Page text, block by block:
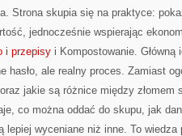
Strona skupia się na praktyce:
jednocześnie wspierając
i przepisy i Kompostowanie.
hasło, ale realny proces. Zamiast
jakie są różnice między złomem
co można oddać do skupu, jak
lepiej wyceniane niż inne. To wiedza